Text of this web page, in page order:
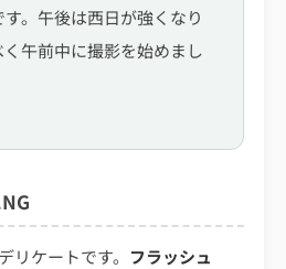
。午後は西日が強くなり
午前中に撮影を始めまし
リケートです。 フラッシュ